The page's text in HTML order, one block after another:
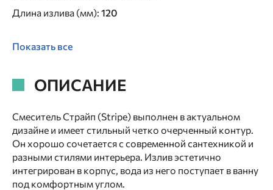
Длина излива (мм): 120
Показать все
ОПИСАНИЕ
Смеситель Страйп (Stripe) выполнен в актуальном
дизайне и имеет стильный четко очерченный контур.
Он хорошо сочетается с современной сантехникой и
разными стилями интерьера. Излив эстетично
интегрирован в корпус, вода из него поступает в ванну
под комфортным углом.